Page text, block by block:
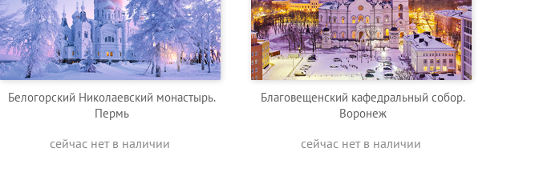
Белогорский Николаевский монастырь.
Пермь
сейчас нет в наличии
Благовещенский кафедральный собор.
Воронеж
сейчас нет в наличии